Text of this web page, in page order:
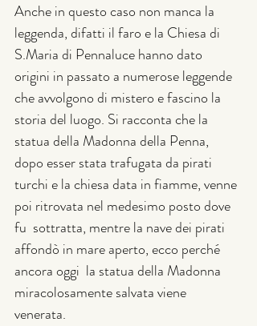
Anche in questo caso non manca la
leggenda, difatti il faro e la Chiesa di
S.Maria di Pennaluce hanno dato
origini in passato a numerose leggende
che avvolgono di mistero e fascino la
storia del luogo. Si racconta che la
statua della Madonna della Penna,
dopo esser stata trafugata da pirati
turchi e la chiesa data in fiamme, venne
poi ritrovata nel medesimo posto dove
fu  sottratta, mentre la nave dei pirati
affondò in mare aperto, ecco perché
ancora oggi  la statua della Madonna
miracolosamente salvata viene
venerata.